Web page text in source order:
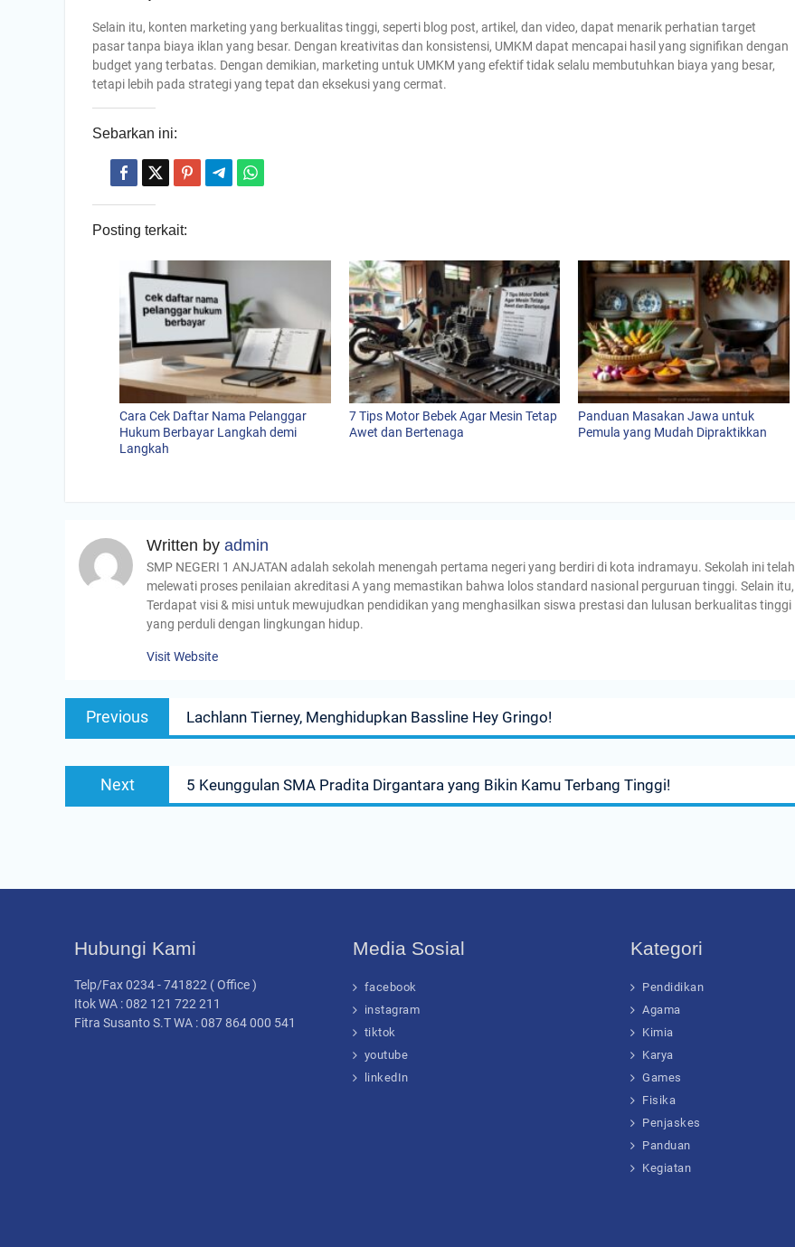
Selain itu, konten marketing yang berkualitas tinggi, seperti blog post, artikel, dan video, dapat menarik perhatian target
pasar tanpa biaya iklan yang besar. Dengan kreativitas dan konsistensi, UMKM dapat mencapai hasil yang signifikan dengan
budget yang terbatas. Dengan demikian, marketing untuk UMKM yang efektif tidak selalu membutuhkan biaya yang besar,
tetapi lebih pada strategi yang tepat dan eksekusi yang cermat.
Sebarkan ini:
Posting terkait:
Cara Cek Daftar Nama Pelanggar
Hukum Berbayar Langkah demi
Langkah
7 Tips Motor Bebek Agar Mesin Tetap
Awet dan Bertenaga
Panduan Masakan Jawa untuk
Pemula yang Mudah Dipraktikkan
Written by admin
SMP NEGERI 1 ANJATAN adalah sekolah menengah pertama negeri yang berdiri di kota indramayu. Sekolah ini telah
melewati proses penilaian akreditasi A yang memastikan bahwa lolos standard nasional perguruan tinggi. Selain itu,
Terdapat visi & misi untuk mewujudkan pendidikan yang menghasilkan siswa prestasi dan lulusan berkualitas tinggi
yang perduli dengan lingkungan hidup.
Visit Website
Navigasi
posPrevious
Previous
post:
Lachlann Tierney, Menghidupkan Bassline Hey Gringo!
Next
post:
5 Keunggulan SMA Pradita Dirgantara yang Bikin Kamu Terbang Tinggi!
Hubungi Kami
Telp/Fax 0234 - 741822 ( Office )
Itok WA : 082 121 722 211
Fitra Susanto S.T WA : 087 864 000 541
Media Sosial
facebook
instagram
tiktok
youtube
linkedIn
Kategori
Pendidikan
Agama
Kimia
Karya
Games
Fisika
Penjaskes
Panduan
Kegiatan